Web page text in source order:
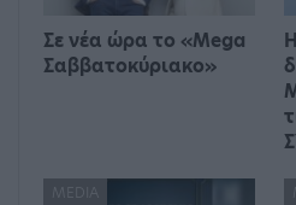
Σε νέα ώρα το «Mega
Σαββατοκύριακο»
MEDIA